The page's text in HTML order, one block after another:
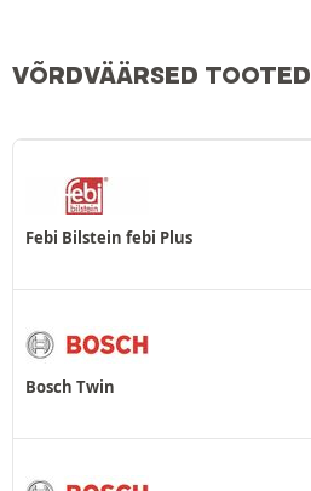
VÕRDVÄÄRSED TOOTED
Febi Bilstein febi Plus
Bosch Twin